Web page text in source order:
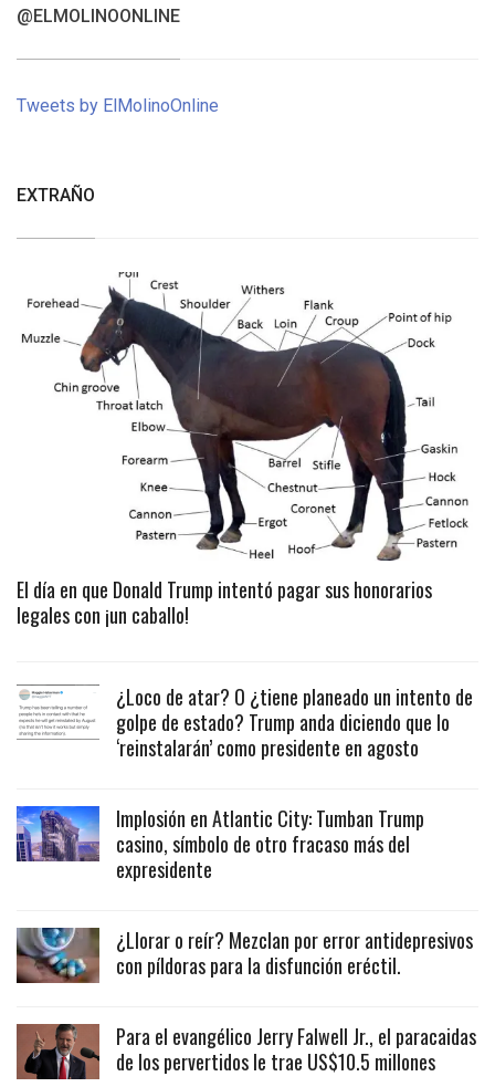
@ELMOLINOONLINE
Tweets by ElMolinoOnline
EXTRAÑO
El día en que Donald Trump intentó pagar sus honorarios
legales con ¡un caballo!
¿Loco de atar? O ¿tiene planeado un intento de
golpe de estado? Trump anda diciendo que lo
‘reinstalarán’ como presidente en agosto
Implosión en Atlantic City: Tumban Trump
casino, símbolo de otro fracaso más del
expresidente
¿Llorar o reír? Mezclan por error antidepresivos
con píldoras para la disfunción eréctil.
Para el evangélico Jerry Falwell Jr., el paracaidas
de los pervertidos le trae US$10.5 millones